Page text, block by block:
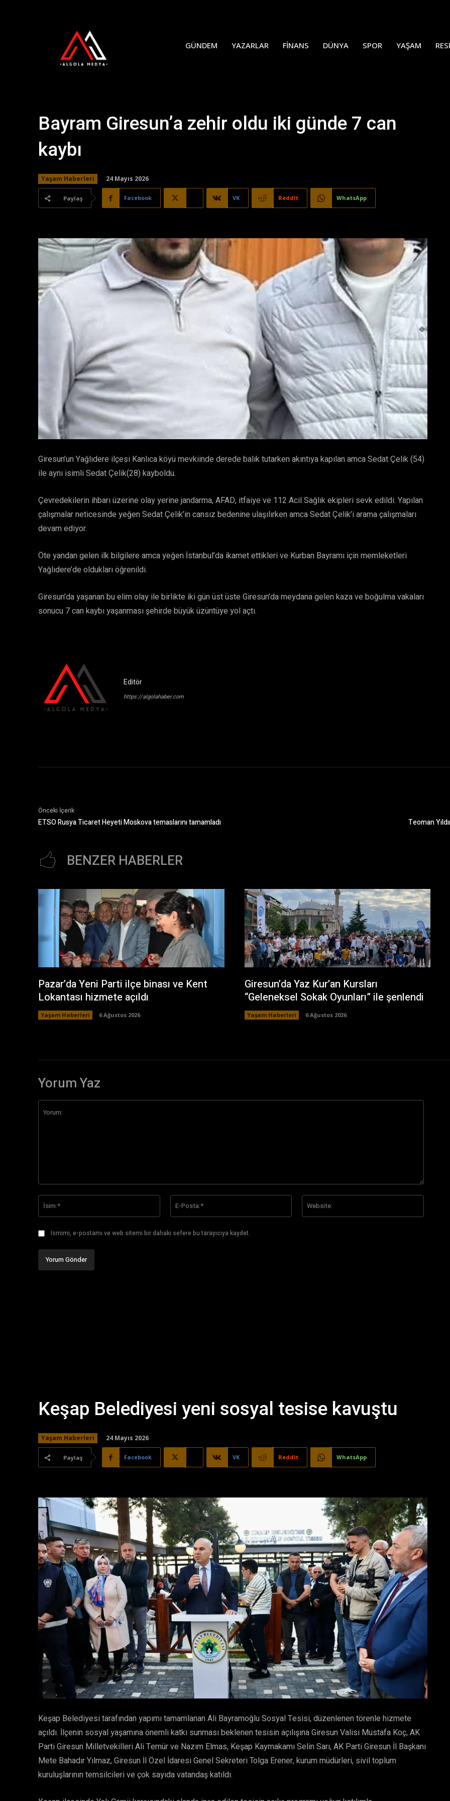
GÜNDEM YAZARLAR FINANS DÜNYA SPOR YAŞAM
Bayram Giresun’a zehir oldu iki günde 7 can
kaybı
Yaşam Haberleri 24 Mayıs 2026
Paylaş Facebook VK ReddIt WhatsApp
Giresun’un Yağlıdere ilçesi Kanlıca köyü mevkiinde derede balık tutarken akıntıya kapılan amca Sedat Çelik (54)
ile aynı isimli Sedat Çelik(28) kayboldu.
Çevredekilerin ihbarı üzerine olay yerine jandarma, AFAD, itfaiye ve 112 Acil Sağlık ekipleri sevk edildi. Yapılan
çalışmalar neticesinde yeğen Sedat Çelik’in cansız bedenine ulaşılırken amca Sedat Çelik’i arama çalışmaları
devam ediyor.
Öte yandan gelen ilk bilgilere amca yeğen İstanbul’da ikamet ettikleri ve Kurban Bayramı için memleketleri
Yağlıdere’de oldukları öğrenildi.
Giresun’da yaşanan bu elim olay ile birlikte iki gün üst üste Giresun’da meydana gelen kaza ve boğulma vakaları
sonucu 7 can kaybı yaşanması şehirde büyük üzüntüye yol açtı.
Editör
https://algolahaber.com
Önceki İçerik
ETSO Rusya Ticaret Heyeti Moskova temaslarını tamamladı Teoman
BENZER HABERLER
Pazar’da Yeni Parti ilçe binası ve Kent
Lokantası hizmete açıldı
Yaşam Haberleri 6 Ağustos 2026
Giresun’da Yaz Kur’an Kursları
“Geleneksel Sokak Oyunları” ile şenlendi
Yaşam Haberleri 6 Ağustos 2026
Yorum Yaz
Posta:*
Ismimi, e-postamı ve web sitemi bir dahaki sefere bu tarayıcıya kaydet.